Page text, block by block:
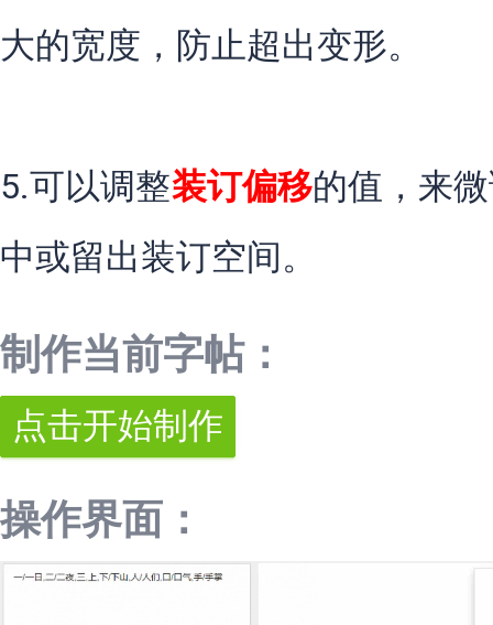
大的宽度，防止超出变形。
5.可以调整装订偏移的值，来
中或留出装订空间。
制作当前字帖：
操作界面：